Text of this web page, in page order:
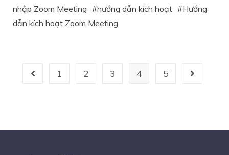
nhập Zoom Meeting
hướng dẫn kích hoạt
Hướng
dẫn kích hoạt Zoom Meeting
1 2 3 4 5